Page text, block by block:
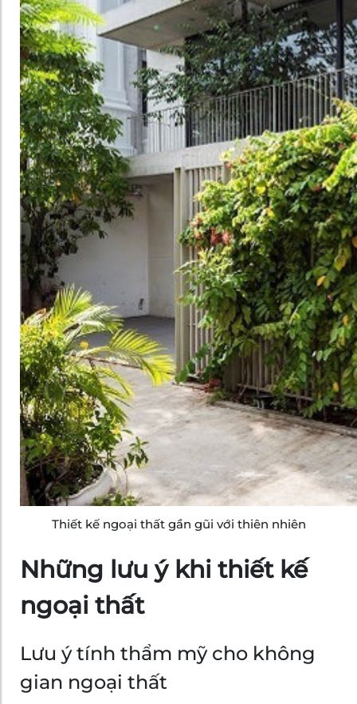
Thiết kế ngoại thất gần gũi với thiên nhiên
Những lưu ý khi thiết kế
ngoại thất
Lưu ý tính thẩm mỹ cho không
gian ngoại thất